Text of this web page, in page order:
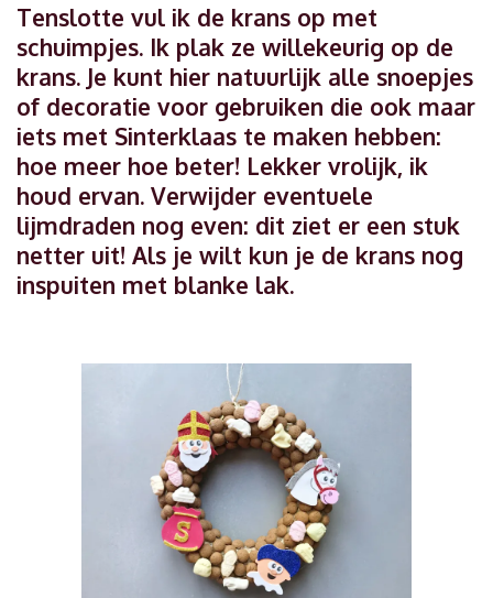
Tenslotte vul ik de krans op met
schuimpjes. Ik plak ze willekeurig op de
krans. Je kunt hier natuurlijk alle snoepjes
of decoratie voor gebruiken die ook maar
iets met Sinterklaas te maken hebben:
hoe meer hoe beter! Lekker vrolijk, ik
houd ervan. Verwijder eventuele
lijmdraden nog even: dit ziet er een stuk
netter uit! Als je wilt kun je de krans nog
inspuiten met blanke lak.